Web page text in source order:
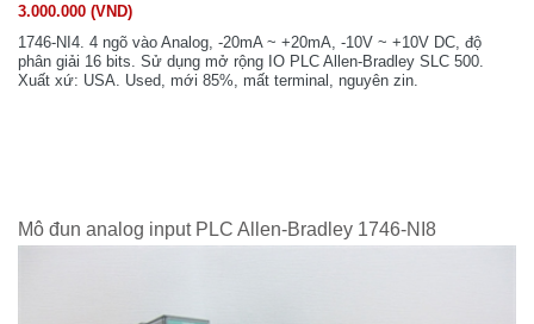
3.000.000 (VND)
1746-NI4. 4 ngõ vào Analog, -20mA ~ +20mA, -10V ~ +10V DC, độ
phân giải 16 bits. Sử dụng mở rộng IO PLC Allen-Bradley SLC 500.
Xuất xứ: USA. Used, mới 85%, mất terminal, nguyên zin.
Mô đun analog input PLC Allen-Bradley 1746-NI8